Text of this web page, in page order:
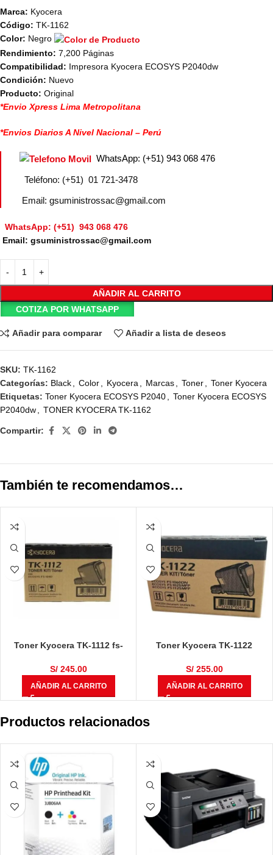
Marca: Kyocera
Código: TK-1162
Color: Negro
Rendimiento: 7,200 Páginas
Compatibilidad: Impresora Kyocera ECOSYS P2040dw
Condición: Nuevo
Producto: Original
*Envio Xpress Lima Metropolitana
*Envios Diarios A Nivel Nacional – Perú
WhatsApp: (+51) 943 068 476
Teléfono: (+51) 01 721-3478
Email: gsuministrossac@gmail.com
WhatsApp: (+51) 943 068 476
Email: gsuministrossac@gmail.com
AÑADIR AL CARRITO
COTIZA POR WHATSAPP
Añadir para comparar Añadir a lista de deseos
SKU: TK-1162
Categorías: Black Color Kyocera Marcas Toner
Toner Kyocera
Etiquetas: Toner Kyocera ECOSYS P2040
Toner Kyocera ECOSYS
P2040dw
TONER KYOCERA TK-1162
Compartir:
También te recomendamos…
Toner Kyocera TK-1112 fs-
S/245.00
AÑADIR AL CARRITO
Toner Kyocera TK-1122
1125MFP/FS-1025MFP Negro
3,000 Páginas
S/255.00
AÑADIR AL CARRITO
Productos relacionados